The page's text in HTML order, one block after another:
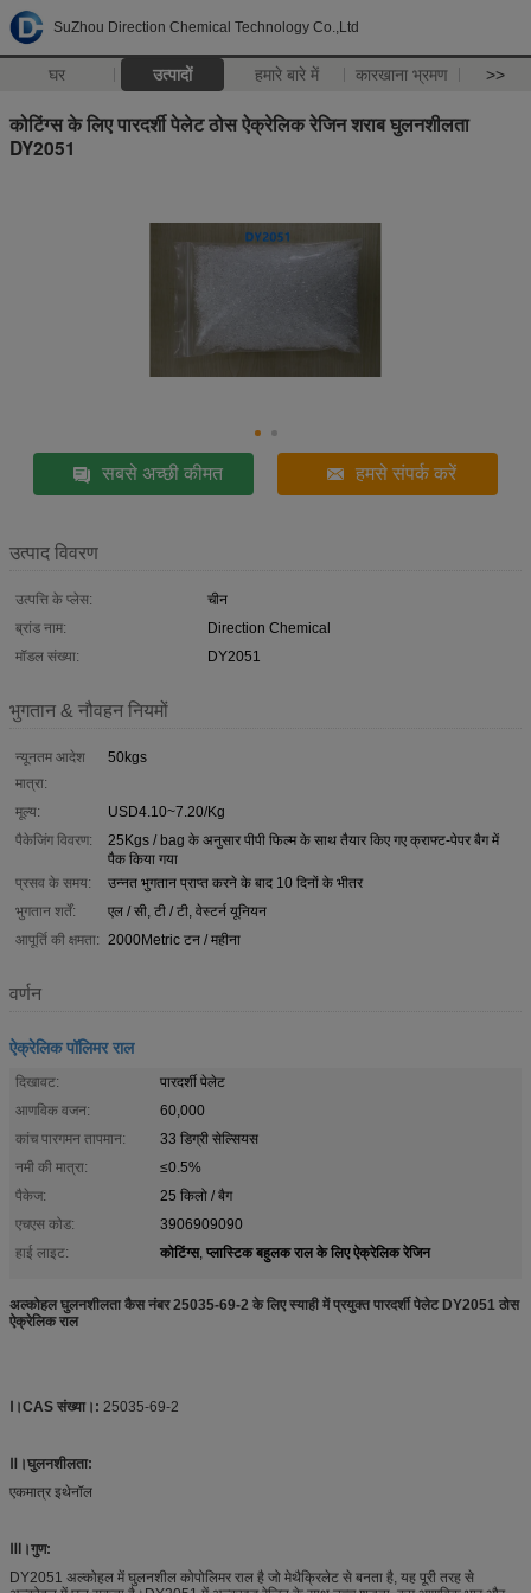
SuZhou Direction Chemical Technology Co.,Ltd
घर उत्पादों हमारे बारे में कारखाना भ्रमण >>
कोटिंग्स के लिए पारदर्शी पेलेट ठोस ऐक्रेलिक रेजिन शराब घुलनशीलता
DY2051
सबसे अच्छी कीमत हमसे संपर्क करें
उत्पाद विवरण
उत्पत्ति के प्लेस:
चीन
ब्रांड नाम:
Direction Chemical
मॉडल संख्या:
DY2051
भुगतान & नौवहन नियमों
न्यूनतम आदेश
मात्रा:
50kgs
मूल्य:
USD4.10~7.20/Kg
पैकेजिंग विवरण:
25Kgs / bag के अनुसार पीपी फिल्म के साथ तैयार किए गए क्राफ्ट-पेपर बैग में
पैक किया गया
प्रसव के समय:
उन्नत भुगतान प्राप्त करने के बाद 10 दिनों के भीतर
भुगतान शर्तें:
एल / सी, टी / टी, वेस्टर्न यूनियन
आपूर्ति की क्षमता: 2000Metric टन / महीना
वर्णन
ऐक्रेलिक पॉलिमर राल
दिखावट:
पारदर्शी पेलेट
आणविक वजन:
60,000
कांच पारगमन तापमान:
33 डिग्री सेल्सियस
नमी की मात्रा:
≤0.5%
पैकेज:
25 किलो / बैग
एचएस कोड:
3906909090
हाई लाइट:
कोटिंग्स, प्लास्टिक बहुलक राल के लिए ऐक्रेलिक रेजिन
अल्कोहल घुलनशीलता कैस नंबर 25035-69-2 के लिए स्याही में प्रयुक्त पारदर्शी पेलेट DY2051 ठोस
ऐक्रेलिक राल
Ⅰ।CAS संख्या।: 25035-69-2
Ⅱ।घुलनशीलता:
एकमात्र इथेनॉल
Ⅲ।गुण:
DY2051 अल्कोहल में घुलनशील कोपोलिमर राल है जो मेथैक्रिलेट से बनता है, यह पूरी तरह से